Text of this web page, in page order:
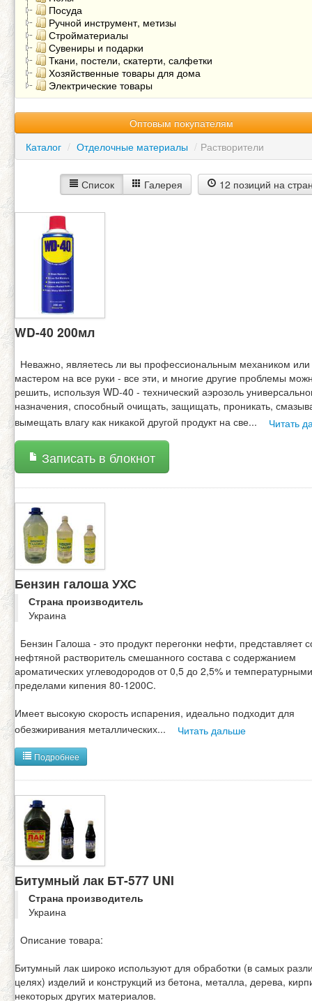
Посуда
Ручной инструмент, метизы
Стройматериалы
Сувениры и подарки
Ткани, постели, скатерти, салфетки
Хозяйственные товары для дома
Электрические товары
Оптовым покупателям
Каталог / Отделочные материалы / Растворители
Список Галерея 12 позиций на
WD-40 200мл
Неважно, являетесь ли вы профессиональным механиком или
мастером на все руки - все эти, и многие другие проблемы
решить, используя WD-40 - технический аэрозоль
назначения, способный очищать, защищать, проникать,
вымещать влагу как никакой другой продукт на све... Читать
Записать в блокнот
Бензин галоша УХС
Страна производитель
Украина
Бензин Галоша - это продукт перегонки нефти, представляет
нефтяной растворитель смешанного состава с содержанием
ароматических углеводородов от 0,5 до 2,5% и температурными
пределами кипения 80-1200С.
Имеет высокую скорость испарения, идеально подходит для
обезжиривания металлических... Читать дальше
Подробнее
Битумный лак БТ-577 UNI
Страна производитель
Украина
Описание товара:
Битумный лак широко используют для обработки (в самых
целях) изделий и конструкций из бетона, металла, дерева,
некоторых других материалов.